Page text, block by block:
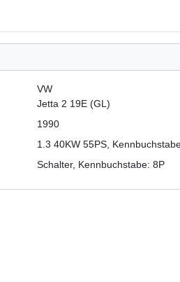
VW
Jetta 2 19E (GL)
1990
1.3 40KW 55PS,
Schalter, Kennbuchstabe: 8P